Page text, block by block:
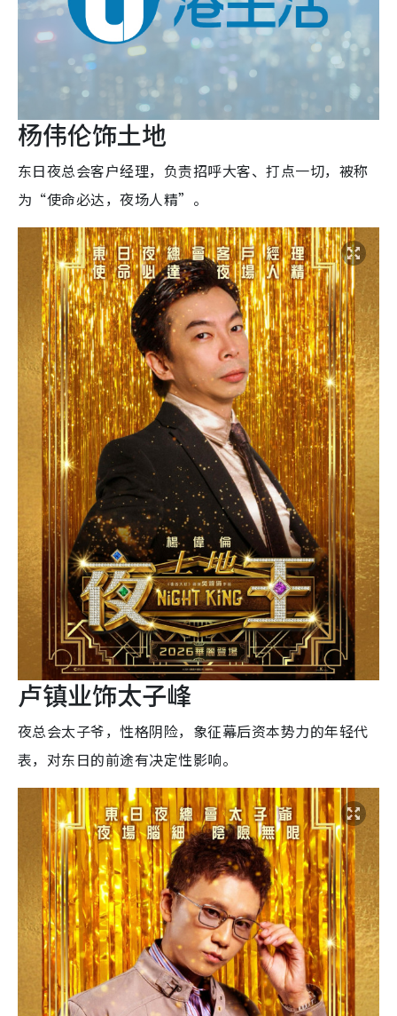
杨伟伦饰土地
东日夜总会客户经理，负责招呼大客、打点一切，被称
为“使命必达，夜场人精”。
卢镇业饰太子峰
夜总会太子爷，性格阴险，象征幕后资本势力的年轻代
表，对东日的前途有决定性影响。